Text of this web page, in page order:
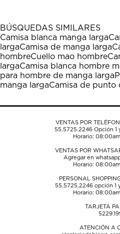
1
estrella
Esta
acción
abrirá
el
formulario
de
estrellas.
Esta
acción
abrirá
el
formulario
de
estrellas.
Esta
acción
abrirá
el
formulario
de
estrellas.
Esta
acción
abrirá
el
formulario
de
estrellas.
Esta
acción
abrirá
el
formulario
de
BÚSQUEDAS SIMILARES
Camisa blanca manga larga
largaCamisa de manga larga
hombreCuello mao hombre
largaCamisa blanca hombre
para hombre de manga larga
manga largaCamisa de punto
VENTAS POR
55.5725.2246Opción 1
Horario:
VENTAS POR
Agregar en
Horario:
PERSONAL
55.5725.2246opción 1
Horario:
TARJETA
ATENCIÓN A